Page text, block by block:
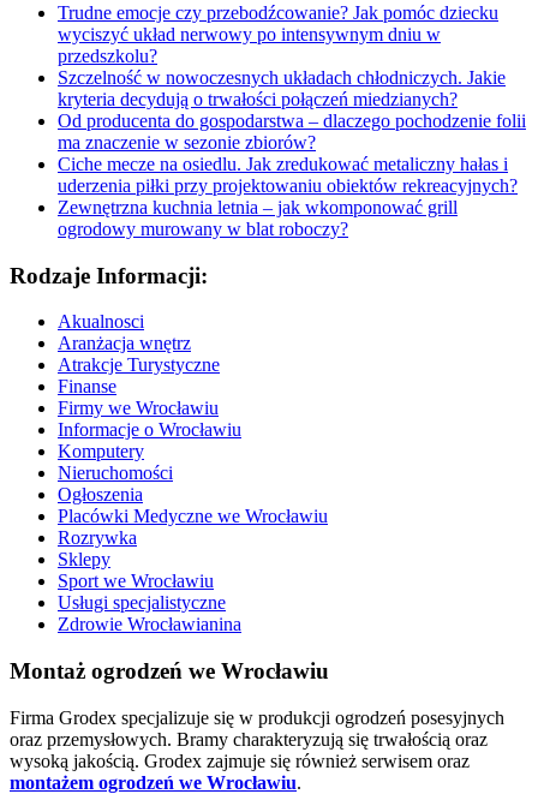
Trudne emocje czy przebodźcowanie? Jak pomóc dziecku
wyciszyć układ nerwowy po intensywnym dniu w
przedszkolu?
Szczelność w nowoczesnych układach chłodniczych. Jakie
kryteria decydują o trwałości połączeń miedzianych?
Od producenta do gospodarstwa – dlaczego pochodzenie folii
ma znaczenie w sezonie zbiorów?
Ciche mecze na osiedlu. Jak zredukować metaliczny hałas i
uderzenia piłki przy projektowaniu obiektów rekreacyjnych?
Zewnętrzna kuchnia letnia – jak wkomponować grill
ogrodowy murowany w blat roboczy?
Rodzaje Informacji:
Akualnosci
Aranżacja wnętrz
Atrakcje Turystyczne
Finanse
Firmy we Wrocławiu
Informacje o Wrocławiu
Komputery
Nieruchomości
Ogłoszenia
Placówki Medyczne we Wrocławiu
Rozrywka
Sklepy
Sport we Wrocławiu
Usługi specjalistyczne
Zdrowie Wrocławianina
Montaż ogrodzeń we Wrocławiu
Firma Grodex specjalizuje się w produkcji ogrodzeń posesyjnych
oraz przemysłowych. Bramy charakteryzują się trwałością oraz
wysoką jakością. Grodex zajmuje się również serwisem oraz
montażem ogrodzeń we Wrocławiu.